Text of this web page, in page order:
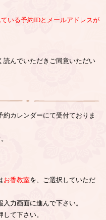
いる予約IDとメールアドレスが
読んでいただきご同意いただい
カレンダーにて受付ておりま
お香教室を、ご選択していただ
力画面に進んで下さい。
て下さい。